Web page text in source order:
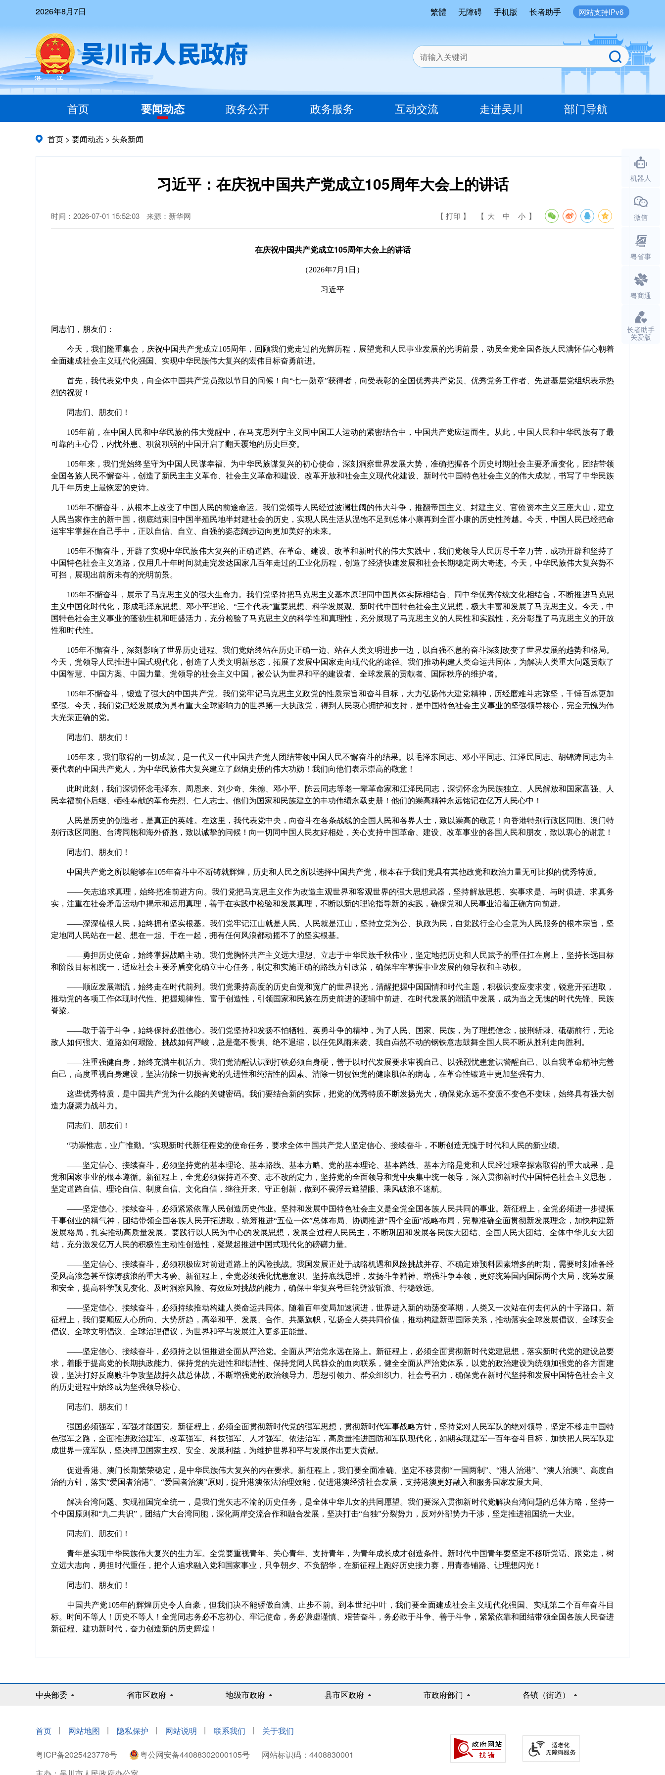
2026年8月7日 繁體 无障碍 手机版 长者助手 网站支持IPv6
首页 要闻动态 政务公开 政务服务 互动交流 走进吴川 部门导航
首页 > 要闻动态 > 头条新闻
习近平：在庆祝中国共产党成立105周年大会上的讲话
时间：2026-07-01 15:52:03 来源：新华网 【 打印 】 【 大 中 小 】
在庆祝中国共产党成立105周年大会上的讲话
（2026年7月1日）
习近平
同志们，朋友们：
今天，我们隆重集会，庆祝中国共产党成立105周年，回顾我们党走过的光辉历程，展望党和人民事业发展的光明前景，动员全党全国各族人民满怀信心朝着
全面建成社会主义现代化强国、实现中华民族伟大复兴的宏伟目标奋勇前进。
首先，我代表党中央，向全体中国共产党员致以节日的问候！向“七一勋章”获得者，向受表彰的全国优秀共产党员、优秀党务工作者、先进基层党组织表示热
烈的祝贺！
同志们、朋友们！
105年前，在中国人民和中华民族的伟大觉醒中，在马克思列宁主义同中国工人运动的紧密结合中，中国共产党应运而生。从此，中国人民和中华民族有了最
可靠的主心骨，内忧外患、积贫积弱的中国开启了翻天覆地的历史巨变。
105年来，我们党始终坚守为中国人民谋幸福、为中华民族谋复兴的初心使命，深刻洞察世界发展大势，准确把握各个历史时期社会主要矛盾变化，团结带领
全国各族人民不懈奋斗，创造了新民主主义革命、社会主义革命和建设、改革开放和社会主义现代化建设、新时代中国特色社会主义的伟大成就，书写了中华民族
几千年历史上最恢宏的史诗。
105年不懈奋斗，从根本上改变了中国人民的前途命运。我们党领导人民经过波澜壮阔的伟大斗争，推翻帝国主义、封建主义、官僚资本主义三座大山，建立
人民当家作主的新中国，彻底结束旧中国半殖民地半封建社会的历史，实现人民生活从温饱不足到总体小康再到全面小康的历史性跨越。今天，中国人民已经把命
运牢牢掌握在自己手中，正以自信、自立、自强的姿态阔步迈向更加美好的未来。
105年不懈奋斗，开辟了实现中华民族伟大复兴的正确道路。在革命、建设、改革和新时代的伟大实践中，我们党领导人民历尽千辛万苦，成功开辟和坚持了
中国特色社会主义道路，仅用几十年时间就走完发达国家几百年走过的工业化历程，创造了经济快速发展和社会长期稳定两大奇迹。今天，中华民族伟大复兴势不
可挡，展现出前所未有的光明前景。
105年不懈奋斗，展示了马克思主义的强大生命力。我们党坚持把马克思主义基本原理同中国具体实际相结合、同中华优秀传统文化相结合，不断推进马克思
主义中国化时代化，形成毛泽东思想、邓小平理论、“三个代表”重要思想、科学发展观、新时代中国特色社会主义思想，极大丰富和发展了马克思主义。今天，中
国特色社会主义事业的蓬勃生机和旺盛活力，充分检验了马克思主义的科学性和真理性，充分展现了马克思主义的人民性和实践性，充分彰显了马克思主义的开放
性和时代性。
105年不懈奋斗，深刻影响了世界历史进程。我们党始终站在历史正确一边、站在人类文明进步一边，以自强不息的奋斗深刻改变了世界发展的趋势和格局。
今天，党领导人民推进中国式现代化，创造了人类文明新形态，拓展了发展中国家走向现代化的途径。我们推动构建人类命运共同体，为解决人类重大问题贡献了
中国智慧、中国方案、中国力量。党领导的社会主义中国，被公认为世界和平的建设者、全球发展的贡献者、国际秩序的维护者。
105年不懈奋斗，锻造了强大的中国共产党。我们党牢记马克思主义政党的性质宗旨和奋斗目标，大力弘扬伟大建党精神，历经磨难斗志弥坚，千锤百炼更加
坚强。今天，我们党已经发展成为具有重大全球影响力的世界第一大执政党，得到人民衷心拥护和支持，是中国特色社会主义事业的坚强领导核心，完全无愧为伟
大光荣正确的党。
同志们、朋友们！
105年来，我们取得的一切成就，是一代又一代中国共产党人团结带领中国人民不懈奋斗的结果。以毛泽东同志、邓小平同志、江泽民同志、胡锦涛同志为主
要代表的中国共产党人，为中华民族伟大复兴建立了彪炳史册的伟大功勋！我们向他们表示崇高的敬意！
此时此刻，我们深切怀念毛泽东、周恩来、刘少奇、朱德、邓小平、陈云同志等老一辈革命家和江泽民同志，深切怀念为民族独立、人民解放和国家富强、人
民幸福前仆后继、牺牲奉献的革命先烈、仁人志士。他们为国家和民族建立的丰功伟绩永载史册！他们的崇高精神永远铭记在亿万人民心中！
人民是历史的创造者，是真正的英雄。在这里，我代表党中央，向奋斗在各条战线的全国人民和各界人士，致以崇高的敬意！向香港特别行政区同胞、澳门特
别行政区同胞、台湾同胞和海外侨胞，致以诚挚的问候！向一切同中国人民友好相处，关心支持中国革命、建设、改革事业的各国人民和朋友，致以衷心的谢意！
同志们、朋友们！
中国共产党之所以能够在105年奋斗中不断铸就辉煌，历史和人民之所以选择中国共产党，根本在于我们党具有其他政党和政治力量无可比拟的优秀特质。
——矢志追求真理，始终把准前进方向。我们党把马克思主义作为改造主观世界和客观世界的强大思想武器，坚持解放思想、实事求是、与时俱进、求真务
实，注重在社会矛盾运动中揭示和运用真理，善于在实践中检验和发展真理，不断以新的理论指导新的实践，确保党和人民事业沿着正确方向前进。
——深深植根人民，始终拥有坚实根基。我们党牢记江山就是人民、人民就是江山，坚持立党为公、执政为民，自觉践行全心全意为人民服务的根本宗旨，坚
定地同人民站在一起、想在一起、干在一起，拥有任何风浪都动摇不了的坚实根基。
——勇担历史使命，始终掌握战略主动。我们党胸怀共产主义远大理想、立志于中华民族千秋伟业，坚定地把历史和人民赋予的重任扛在肩上，坚持长远目标
和阶段目标相统一，适应社会主要矛盾变化确立中心任务，制定和实施正确的路线方针政策，确保牢牢掌握事业发展的领导权和主动权。
——顺应发展潮流，始终走在时代前列。我们党秉持高度的历史自觉和宽广的世界眼光，清醒把握中国国情和时代主题，积极识变应变求变，锐意开拓进取，
推动党的各项工作体现时代性、把握规律性、富于创造性，引领国家和民族在历史前进的逻辑中前进、在时代发展的潮流中发展，成为当之无愧的时代先锋、民族
脊梁。
——敢于善于斗争，始终保持必胜信心。我们党坚持和发扬不怕牺牲、英勇斗争的精神，为了人民、国家、民族，为了理想信念，披荆斩棘、砥砺前行，无论
敌人如何强大、道路如何艰险、挑战如何严峻，总是毫不畏惧、绝不退缩，以任凭风雨来袭、我自岿然不动的钢铁意志鼓舞全国人民不断从胜利走向胜利。
——注重强健自身，始终充满生机活力。我们党清醒认识到打铁必须自身硬，善于以时代发展要求审视自己、以强烈忧患意识警醒自己、以自我革命精神完善
自己，高度重视自身建设，坚决清除一切损害党的先进性和纯洁性的因素、清除一切侵蚀党的健康肌体的病毒，在革命性锻造中更加坚强有力。
这些优秀特质，是中国共产党为什么能的关键密码。我们要结合新的实际，把党的优秀特质不断发扬光大，确保党永远不变质不变色不变味，始终具有强大创
造力凝聚力战斗力。
同志们、朋友们！
“功崇惟志，业广惟勤。”实现新时代新征程党的使命任务，要求全体中国共产党人坚定信心、接续奋斗，不断创造无愧于时代和人民的新业绩。
——坚定信心、接续奋斗，必须坚持党的基本理论、基本路线、基本方略。党的基本理论、基本路线、基本方略是党和人民经过艰辛探索取得的重大成果，是
党和国家事业的根本遵循。新征程上，全党必须保持道不变、志不改的定力，坚持党的全面领导和党中央集中统一领导，深入贯彻新时代中国特色社会主义思想，
坚定道路自信、理论自信、制度自信、文化自信，继往开来、守正创新，做到不畏浮云遮望眼、乘风破浪不迷航。
——坚定信心、接续奋斗，必须紧紧依靠人民创造历史伟业。坚持和发展中国特色社会主义是全党全国各族人民共同的事业。新征程上，全党必须进一步提振
干事创业的精气神，团结带领全国各族人民开拓进取，统筹推进“五位一体”总体布局、协调推进“四个全面”战略布局，完整准确全面贯彻新发展理念，加快构建新
发展格局，扎实推动高质量发展。要践行以人民为中心的发展思想，发展全过程人民民主，不断巩固和发展各民族大团结、全国人民大团结、全体中华儿女大团
结，充分激发亿万人民的积极性主动性创造性，凝聚起推进中国式现代化的磅礴力量。
——坚定信心、接续奋斗，必须积极应对前进道路上的风险挑战。我国发展正处于战略机遇和风险挑战并存、不确定难预料因素增多的时期，需要时刻准备经
受风高浪急甚至惊涛骇浪的重大考验。新征程上，全党必须强化忧患意识、坚持底线思维，发扬斗争精神、增强斗争本领，更好统筹国内国际两个大局，统筹发展
和安全，提高科学预见变化、及时洞察风险、有效应对挑战的能力，确保中华复兴号巨轮劈波斩浪、行稳致远。
——坚定信心、接续奋斗，必须持续推动构建人类命运共同体。随着百年变局加速演进，世界进入新的动荡变革期，人类又一次站在何去何从的十字路口。新
征程上，我们要顺应人心所向、大势所趋，高举和平、发展、合作、共赢旗帜，弘扬全人类共同价值，推动构建新型国际关系，推动落实全球发展倡议、全球安全
倡议、全球文明倡议、全球治理倡议，为世界和平与发展注入更多正能量。
——坚定信心、接续奋斗，必须持之以恒推进全面从严治党。全面从严治党永远在路上。新征程上，必须全面贯彻新时代党建思想，落实新时代党的建设总要
求，着眼于提高党的长期执政能力、保持党的先进性和纯洁性、保持党同人民群众的血肉联系，健全全面从严治党体系，以党的政治建设为统领加强党的各方面建
设，坚决打好反腐败斗争攻坚战持久战总体战，不断增强党的政治领导力、思想引领力、群众组织力、社会号召力，确保党在新时代坚持和发展中国特色社会主义
的历史进程中始终成为坚强领导核心。
同志们、朋友们！
强国必须强军，军强才能国安。新征程上，必须全面贯彻新时代党的强军思想，贯彻新时代军事战略方针，坚持党对人民军队的绝对领导，坚定不移走中国特
色强军之路，全面推进政治建军、改革强军、科技强军、人才强军、依法治军，高质量推进国防和军队现代化，如期实现建军一百年奋斗目标，加快把人民军队建
成世界一流军队，坚决捍卫国家主权、安全、发展利益，为维护世界和平与发展作出更大贡献。
促进香港、澳门长期繁荣稳定，是中华民族伟大复兴的内在要求。新征程上，我们要全面准确、坚定不移贯彻“一国两制”、“港人治港”、“澳人治澳”、高度自
治的方针，落实“爱国者治港”、“爱国者治澳”原则，提升港澳依法治理效能，促进港澳经济社会发展，支持港澳更好融入和服务国家发展大局。
解决台湾问题、实现祖国完全统一，是我们党矢志不渝的历史任务，是全体中华儿女的共同愿望。我们要深入贯彻新时代党解决台湾问题的总体方略，坚持一
个中国原则和“九二共识”，团结广大台湾同胞，深化两岸交流合作和融合发展，坚决打击“台独”分裂势力，反对外部势力干涉，坚定推进祖国统一大业。
同志们、朋友们！
青年是实现中华民族伟大复兴的生力军。全党要重视青年、关心青年、支持青年，为青年成长成才创造条件。新时代中国青年要坚定不移听党话、跟党走，树
立远大志向，勇担时代重任，把个人追求融入党和国家事业，只争朝夕、不负韶华，在新征程上跑好历史接力赛，用青春铺路、让理想闪光！
同志们、朋友们！
中国共产党105年的辉煌历史令人自豪，但我们决不能骄傲自满、止步不前。到本世纪中叶，我们要全面建成社会主义现代化强国、实现第二个百年奋斗目
标。时间不等人！历史不等人！全党同志务必不忘初心、牢记使命，务必谦虚谨慎、艰苦奋斗，务必敢于斗争、善于斗争，紧紧依靠和团结带领全国各族人民奋进
新征程、建功新时代，奋力创造新的历史辉煌！
机器人
微信
粤省事
粤商通
长者助手
关爱版
中央部委 省市区政府 地级市政府 县市区政府 市政府部门 各镇（街道）
首页 | 网站地图 | 隐私保护 | 网站说明 | 联系我们 | 关于我们
粤ICP备2025423778号 粤公网安备44088302000105号
网站标识码：4408830001